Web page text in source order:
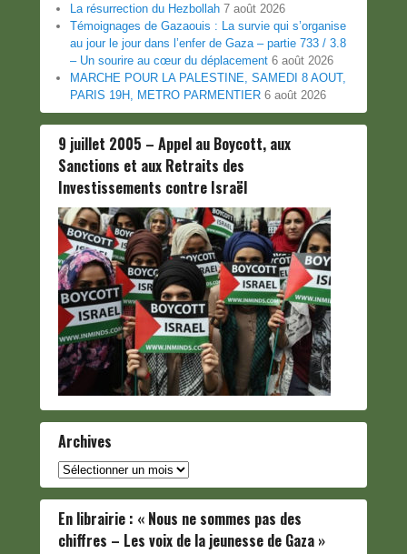
La résurrection du Hezbollah 7 août 2026
Témoignages de Gazaouis : La survie qui s’organise
au jour le jour dans l’enfer de Gaza – partie 733 / 3.8
– Un sourire au cœur du déplacement 6 août 2026
MARCHE POUR LA PALESTINE, SAMEDI 8 AOUT,
PARIS 19H, METRO PARMENTIER 6 août 2026
9 juillet 2005 – Appel au Boycott, aux
Sanctions et aux Retraits des
Investissements contre Israël
Archives
Archives
En librairie : « Nous ne sommes pas des
chiffres – Les voix de la jeunesse de Gaza »